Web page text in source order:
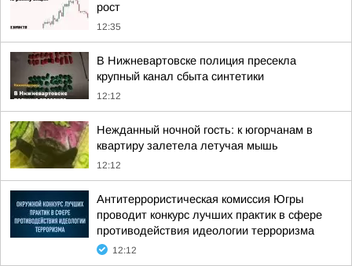
рост
12:35
В Нижневартовске полиция пресекла
крупный канал сбыта синтетики
12:12
Нежданный ночной гость: к югорчанам в
квартиру залетела летучая мышь
12:12
Антитеррористическая комиссия Югры
проводит конкурс лучших практик в сфере
противодействия идеологии терроризма
12:12